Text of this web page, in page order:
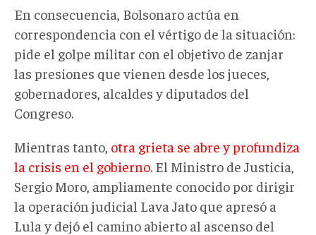
En consecuencia, Bolsonaro actúa en
correspondencia con el vértigo de la situación:
pide el golpe militar con el objetivo de zanjar
las presiones que vienen desde los jueces,
gobernadores, alcaldes y diputados del
Congreso.
Mientras tanto, otra grieta se abre y profundiza
la crisis en el gobierno. El Ministro de Justicia,
Sergio Moro, ampliamente conocido por dirigir
la operación judicial Lava Jato que apresó a
Lula y dejó el camino abierto al ascenso del